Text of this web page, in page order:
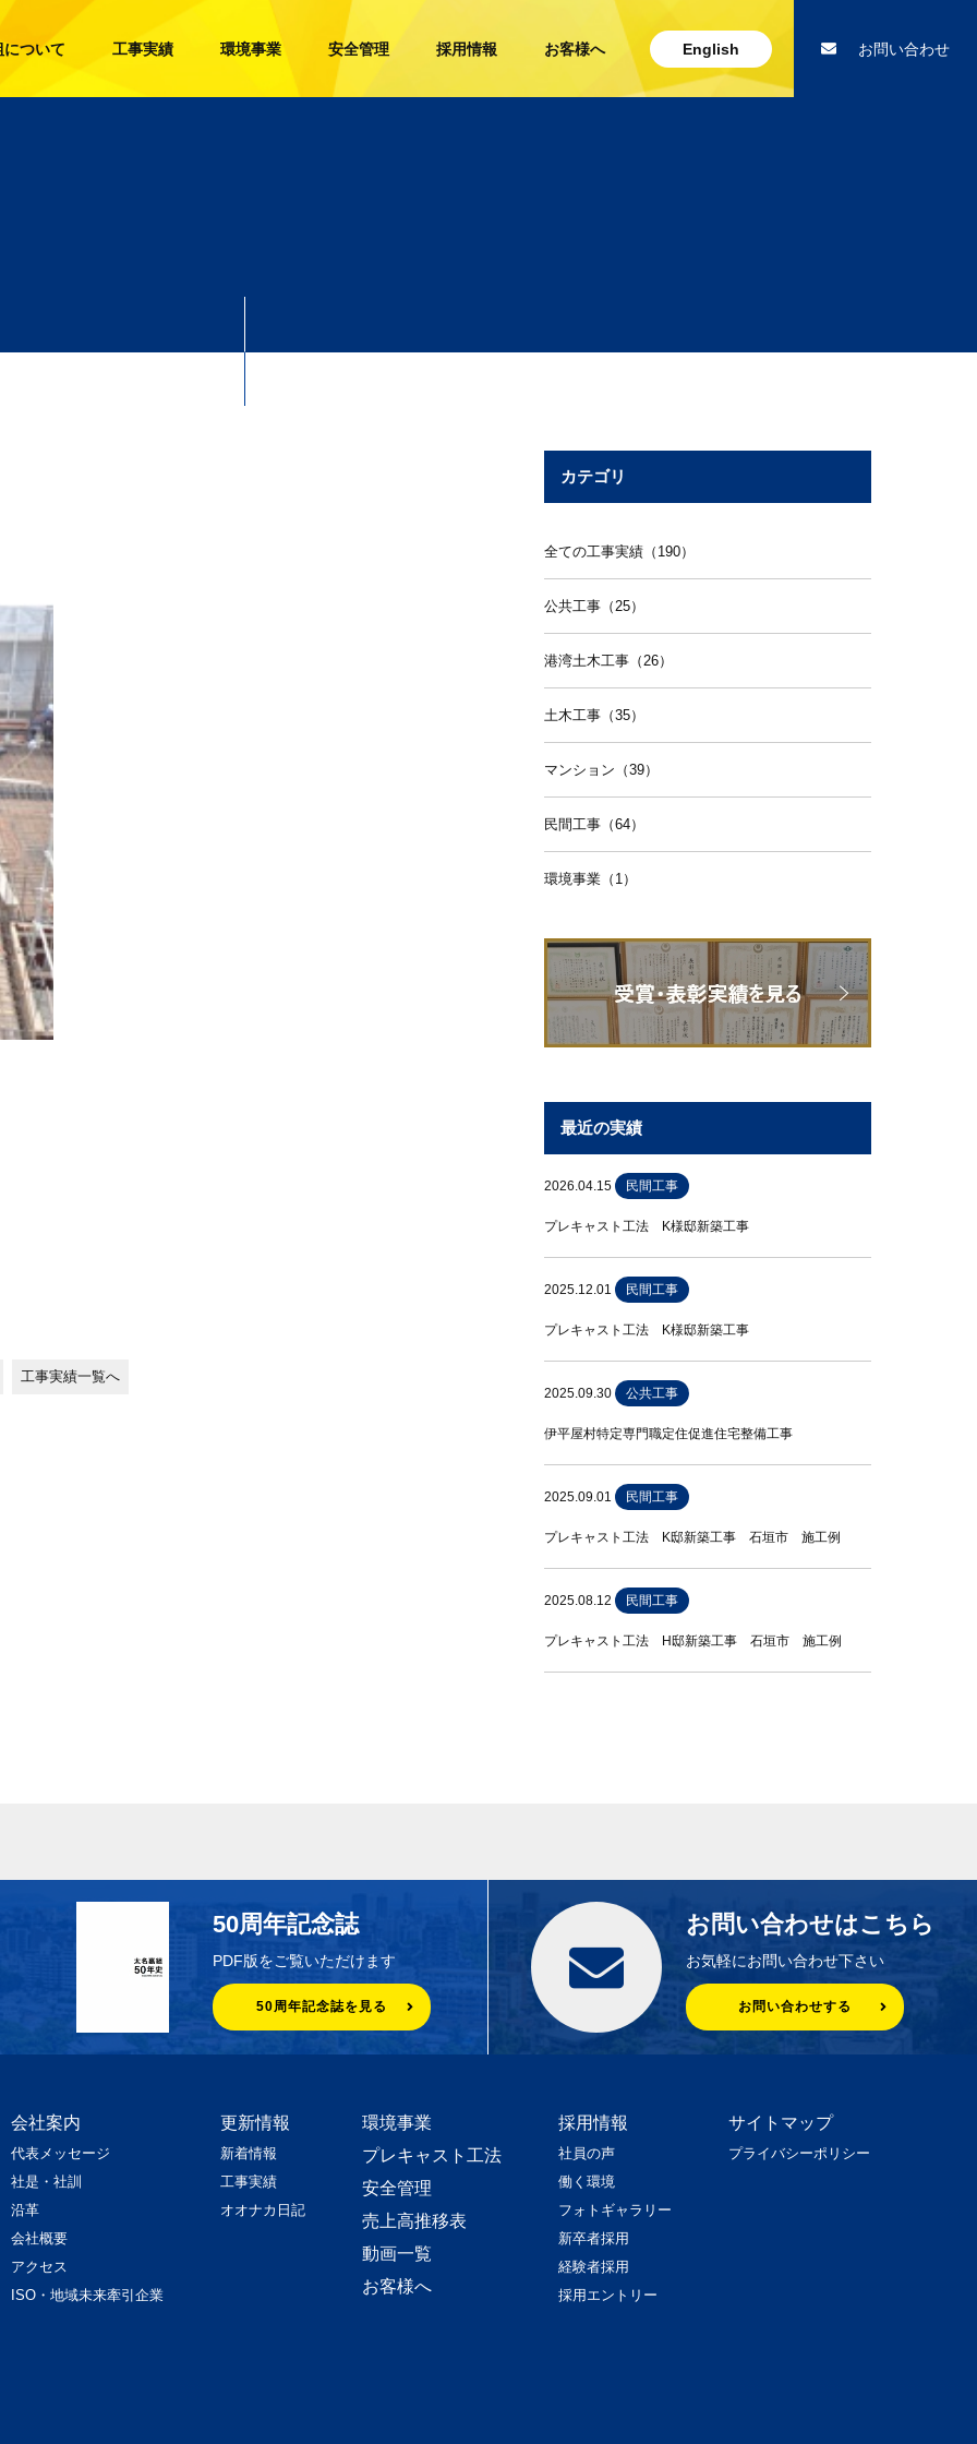
ついて 工事実績 環境事業 安全管理 採用情報 お客様へ English お問い合わせ
工事実績一覧へ
カテゴリ
全ての工事実績（190）
公共工事（25）
港湾土木工事（26）
土木工事（35）
マンション（39）
民間工事（64）
環境事業（1）
最近の実績
2026.04.15 民間工事
プレキャスト工法 K様邸新築工事
2025.12.01 民間工事
プレキャスト工法 K様邸新築工事
2025.09.30 公共工事
伊平屋村特定専門職定住促進住宅整備工事
2025.09.01 民間工事
プレキャスト工法 K邸新築工事 石垣市 施工例
2025.08.12 民間工事
プレキャスト工法 H邸新築工事 石垣市 施工例
50周年記念誌
PDF版をご覧いただけます
50周年記念誌を見る
お問い合わせはこちら
お気軽にお問い合わせ下さい
お問い合わせする
会社案内
代表メッセージ
社是・社訓
沿革
会社概要
アクセス
ISO・地域未来牽引企業
更新情報
新着情報
工事実績
オオナカ日記
環境事業
プレキャスト工法
安全管理
売上高推移表
動画一覧
お客様へ
採用情報
社員の声
働く環境
フォトギャラリー
新卒者採用
経験者採用
採用エントリー
サイトマップ
プライバシーポリシー